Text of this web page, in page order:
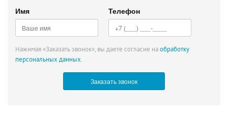
Имя
Телефон
Нажимая «Заказать звонок», вы даете согласие наобработку
персональных данных.